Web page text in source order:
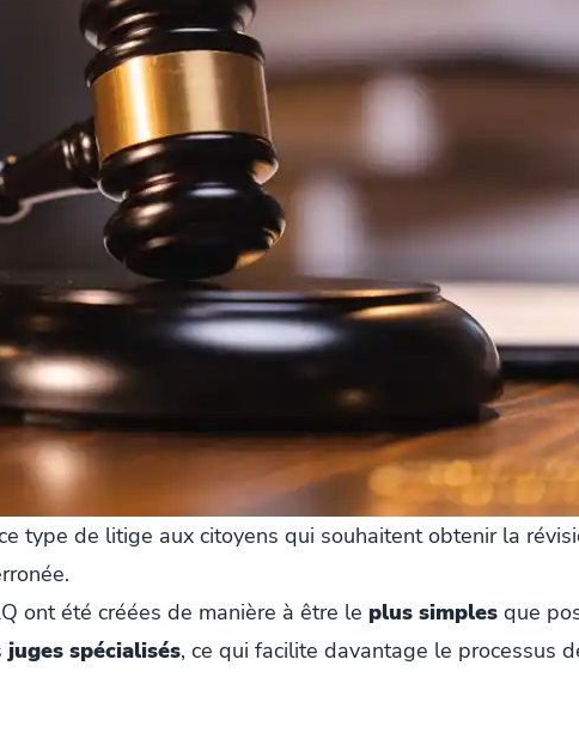
type de litige aux citoyens qui souhaitent obtenir la
ont été créées de manière à être le plus simples que
juges spécialisés, ce qui facilite davantage le processus